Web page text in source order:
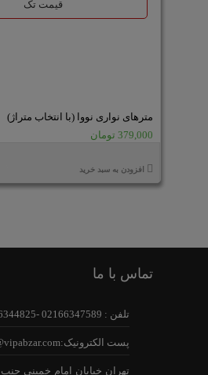
قیمت تک
مترهای نواری نووا (با انتخاب متراژ)
379,000 تومان
افزودن به سبد خرید
تماس با ما
تلفن : 02166347589 -02166344825
پست الکترونیک:info@vipabzar.com
تهران خیابان امام خمینی